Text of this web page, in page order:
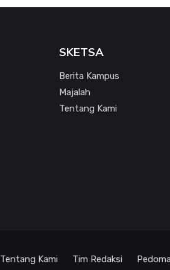
SKETSA
Berita Kampus
Majalah
Tentang Kami
Tentang Kami Tim Redaksi